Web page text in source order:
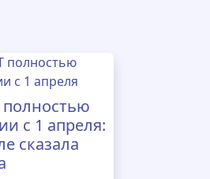
полностью
с 1 апреля:
сказала